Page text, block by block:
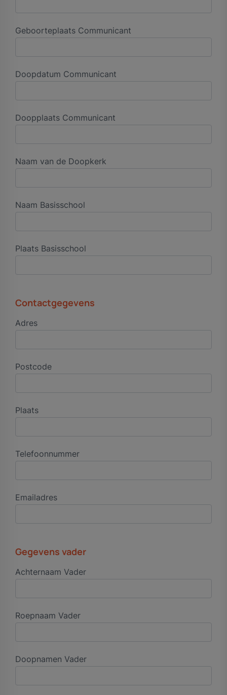
Geboorteplaats Communicant
Doopdatum Communicant
Doopplaats Communicant
Naam van de Doopkerk
Naam Basisschool
Plaats Basisschool
Contactgegevens
Adres
Postcode
Plaats
Telefoonnummer
Emailadres
Gegevens vader
Achternaam Vader
Roepnaam Vader
Doopnamen Vader